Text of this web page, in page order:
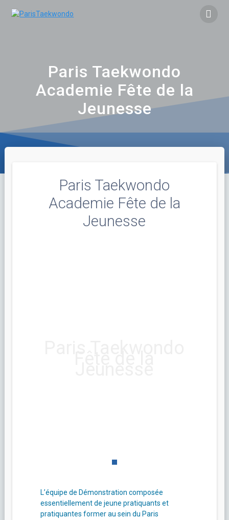
Paris Taekwondo
Academie Fête de la
Jeunesse
Paris Taekwondo
Academie Fête de la
Jeunesse
L’équipe de Démonstration composée
essentiellement de jeune pratiquants et
pratiquantes former au sein du Paris